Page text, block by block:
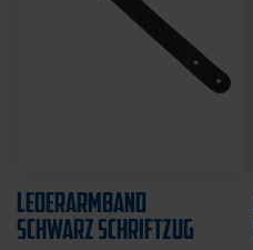
LEDERARMBAND
SCHWARZ SCHRIFTZUG